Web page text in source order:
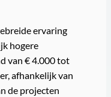
ervaring
hogere
van € 4.000 tot
afhankelijk van
de projecten